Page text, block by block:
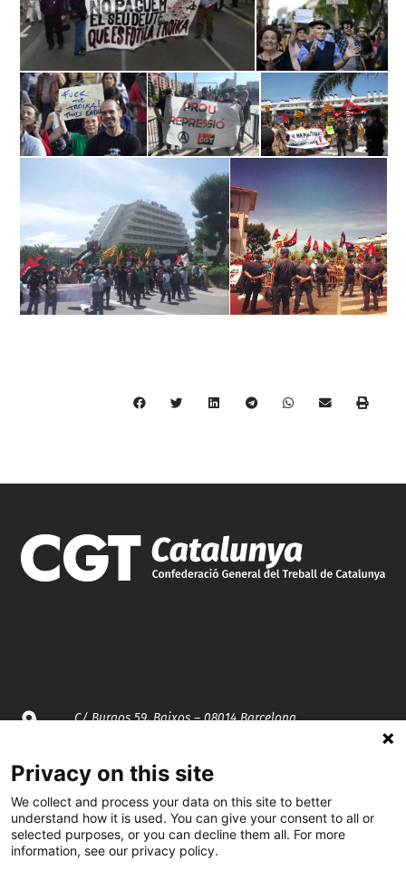
C/ Burgos 59, Baixos – 08014 Barcelona
spccc@ spcgtcatalunya.cat
935 120 481
@CGTCatalunya
Privacy on this site
We collect and process your data on this site to better
understand how it is used. You can give your consent to all or
selected purposes, or you can decline them all. For more
information, see our privacy policy.